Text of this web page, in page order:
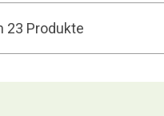
23 Produkte